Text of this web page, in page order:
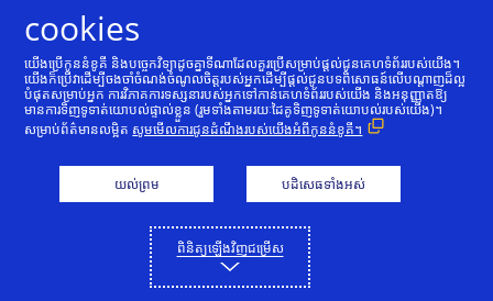
Visa សហការជាមួយ The
Pizza Company ដើម្បីជំរុញ
ការទូទាត់ តាមរយៈបច្ចេកវិទ្យា
Contactless
cookies
យើងប្រើកូននំខូគី និងបច្ចេកវិទ្យាដូចគ្នាទីណាដែលគួរប្រើសម្រាប់ផ្ដល់ជូនគេហទំព័ររបស់យើង។
យើងក៏ប្រើវាដើម្បីចងចាំចំណង់ចំណូលចិត្តរបស់អ្នកដើម្បីផ្ដល់ជូនបទពិសោធន៍លើបណ្តាញដ៏ល្អ
បំផុតសម្រាប់អ្នក ការវិភាគការទស្សនារបស់អ្នកទៅកាន់គេហទំព័ររបស់យើង និងអនុញ្ញាតឱ្យ
មានការទិញទូទាត់យោបល់ផ្ទាល់ខ្លួន (រួមទាំងតាមរយៈដៃគូទិញទូទាត់យោបល់របស់យើង)។
សម្រាប់ព័ត៌មានលម្អិត សូមមើលការជូនដំណឹងរបស់យើងអំពីកូននំខូគី។
យល់ព្រម បដិសេធទាំងអស់
ពិនិត្យឡើងវិញជម្រើស